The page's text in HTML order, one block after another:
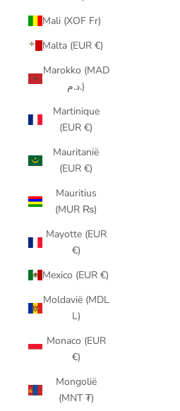
Mali (XOF Fr)
Malta (EUR €)
Marokko (MAD
د.م.)
Martinique
(EUR €)
Mauritanië
(EUR €)
Mauritius
(MUR ₨)
Mayotte (EUR
€)
Mexico (EUR €)
Moldavië (MDL
L)
Monaco (EUR
€)
Mongolië
(MNT ₮)